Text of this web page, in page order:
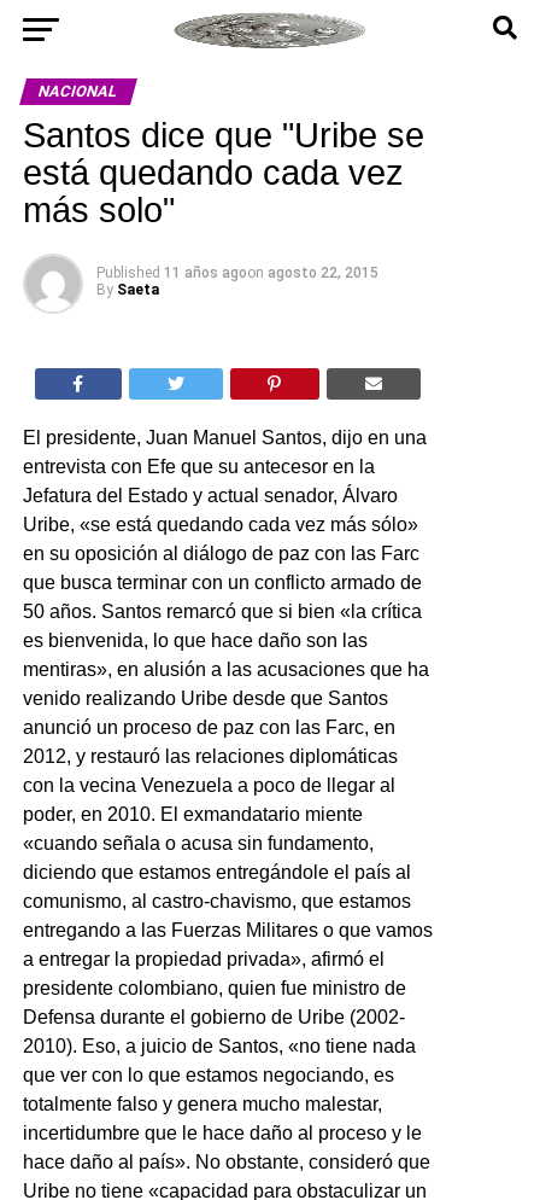
NACIONAL
Santos dice que "Uribe se
está quedando cada vez
más solo"
Published 11 años agoon agosto 22, 2015
By Saeta
El presidente, Juan Manuel Santos, dijo en una
entrevista con Efe que su antecesor en la
Jefatura del Estado y actual senador, Álvaro
Uribe, «se está quedando cada vez más sólo»
en su oposición al diálogo de paz con las Farc
que busca terminar con un conflicto armado de
50 años. Santos remarcó que si bien «la crítica
es bienvenida, lo que hace daño son las
mentiras», en alusión a las acusaciones que ha
venido realizando Uribe desde que Santos
anunció un proceso de paz con las Farc, en
2012, y restauró las relaciones diplomáticas
con la vecina Venezuela a poco de llegar al
poder, en 2010. El exmandatario miente
«cuando señala o acusa sin fundamento,
diciendo que estamos entregándole el país al
comunismo, al castro-chavismo, que estamos
entregando a las Fuerzas Militares o que vamos
a entregar la propiedad privada», afirmó el
presidente colombiano, quien fue ministro de
Defensa durante el gobierno de Uribe (2002-
2010). Eso, a juicio de Santos, «no tiene nada
que ver con lo que estamos negociando, es
totalmente falso y genera mucho malestar,
incertidumbre que le hace daño al proceso y le
hace daño al país». No obstante, consideró que
Uribe no tiene «capacidad para obstaculizar un